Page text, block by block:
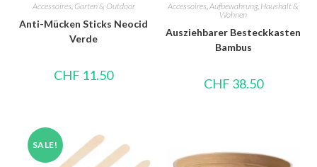
Accessoires, Garten & Outdoor
Anti-Mücken Sticks Neocid
Verde
CHF 11.50
Accessoires,Aufbewahrung, Haushalt &
Wohnen
Ausziehbarer Besteckkasten
Bambus
CHF 38.50
SALE!